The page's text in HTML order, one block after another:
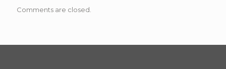
Comments are closed.